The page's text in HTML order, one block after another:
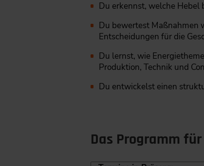
Du erkennst, welche
Du bewertest Maßnahmen
Entscheidungen für die
Du lernst, wie
Produktion, Technik und
Du entwickelst einen
Das Programm